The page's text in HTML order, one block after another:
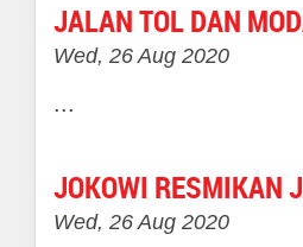
JALAN TOL DAN
Wed, 26 Aug 2020
...
JOKOWI RESMIKAN
Wed, 26 Aug 2020